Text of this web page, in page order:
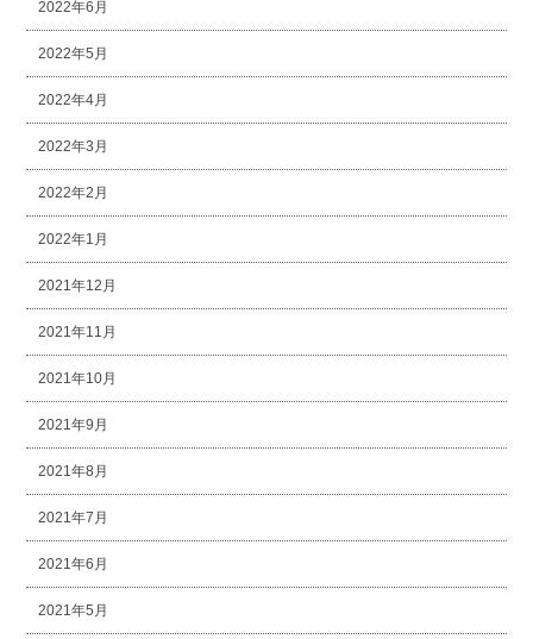
2022年6月
2022年5月
2022年4月
2022年3月
2022年2月
2022年1月
2021年12月
2021年11月
2021年10月
2021年9月
2021年8月
2021年7月
2021年6月
2021年5月